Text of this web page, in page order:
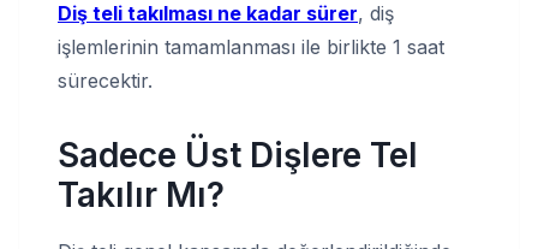
Diş teli takılması ne kadar sürer, diş
işlemlerinin tamamlanması ile birlikte 1 saat
sürecektir.
Sadece Üst Dişlere Tel
Takılır Mı?